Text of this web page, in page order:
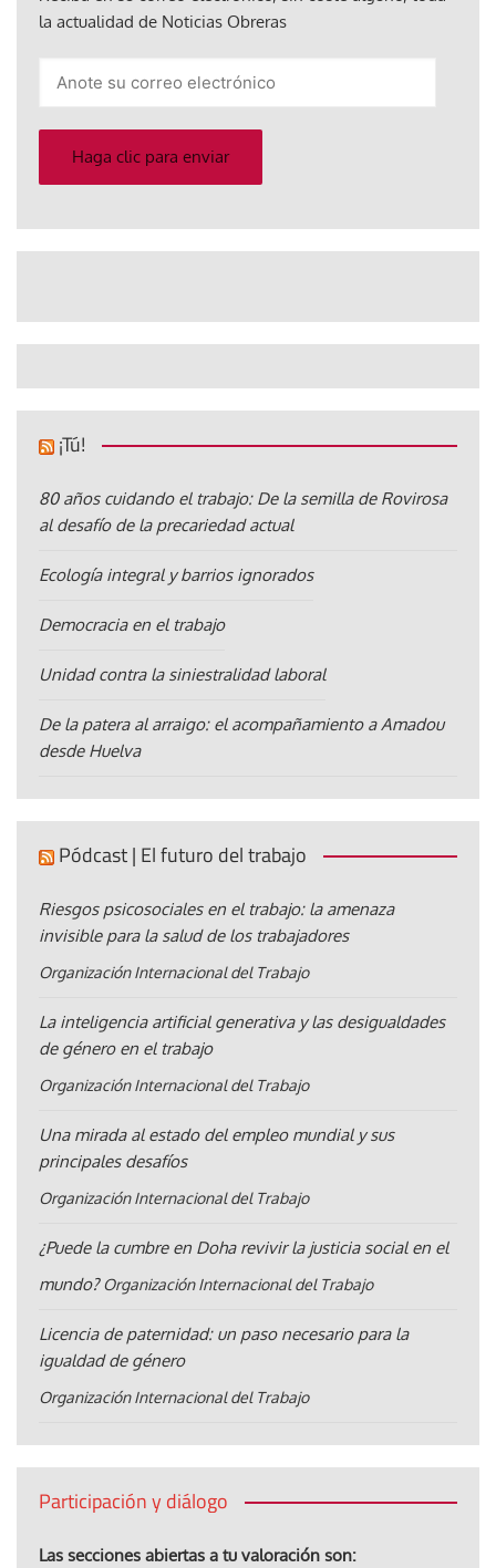
la actualidad de Noticias Obreras
electrónico
Haga clic para enviar
¡Tú!
80 años cuidando el trabajo: De la semilla de Rovirosa
al desafío de la precariedad actual
Ecología integral y barrios ignorados
Democracia en el trabajo
Unidad contra la siniestralidad laboral
De la patera al arraigo: el acompañamiento a Amadou
desde Huelva
Pódcast | El futuro del trabajo
Riesgos psicosociales en el trabajo: la amenaza
invisible para la salud de los trabajadores
Organización Internacional del Trabajo
La inteligencia artificial generativa y las desigualdades
de género en el trabajo
Organización Internacional del Trabajo
Una mirada al estado del empleo mundial y sus
principales desafíos
Organización Internacional del Trabajo
¿Puede la cumbre en Doha revivir la justicia social en el
mundo? Organización Internacional del Trabajo
Licencia de paternidad: un paso necesario para la
igualdad de género
Organización Internacional del Trabajo
Participación y diálogo
Las secciones abiertas a tu valoración son: